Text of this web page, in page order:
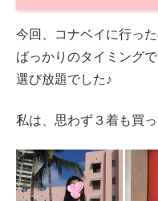
今回、コナベイに行っ
ばっかりのタイミング
選び放題でした♪
私は、思わず３着も買